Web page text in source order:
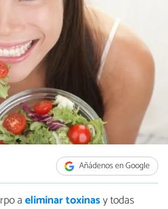
Añádenos en Google
aeliminar toxinasy todas